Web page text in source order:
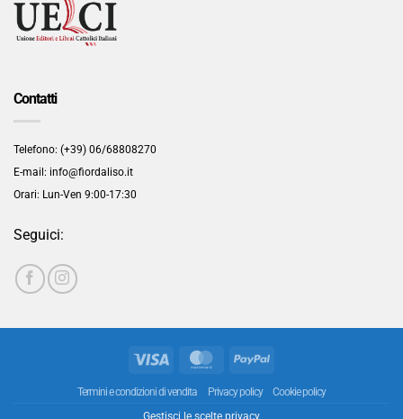
Contatti
Telefono: (+39) 06/68808270
E-mail: info@fiordaliso.it
Orari: Lun-Ven 9:00-17:30
Seguici:
Visa MasterCardPayPal
Termini e condizioni di vendita Privacy policy
Cookie policy
Gestisci le scelte privacy